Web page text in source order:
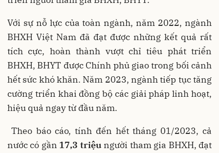
Với sự nỗ lực của toàn ngành, năm 2022, ngành
BHXH Việt Nam đã đạt được những kết quả rất
tích cực, hoàn thành vượt chỉ tiêu phát triển
BHXH, BHYT được Chính phủ giao trong bối cảnh
hết sức khó khăn. Năm 2023, ngành tiếp tục tăng
cường triển khai đồng bộ các giải pháp linh hoạt,
hiệu quả ngay từ đầu năm.
Theo báo cáo, tính đến hết tháng 01/2023, cả
nước có gần 17,3 triệu người tham gia BHXH, đạt